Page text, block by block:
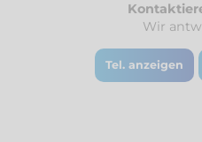
Wir
Tel. anzeigen